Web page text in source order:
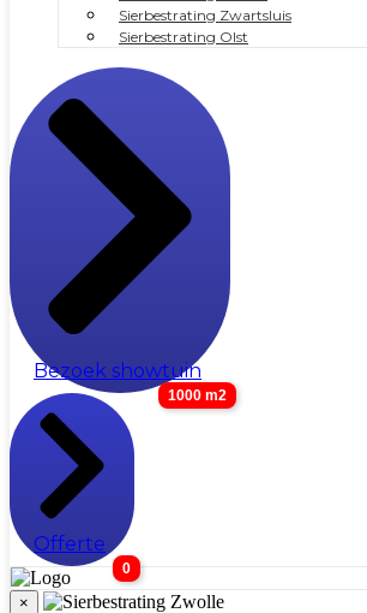
Sierbestrating Zwartsluis
Sierbestrating Olst
Bezoek showtuin
1000 m2
Offerte
0
×